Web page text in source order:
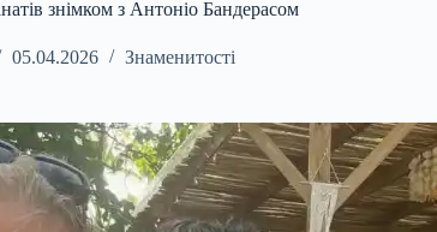
знімком з Антоніо Бандерасом
05.04.2026 Знаменитості